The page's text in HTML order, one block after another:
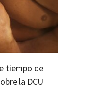
tiempo de
la DCU